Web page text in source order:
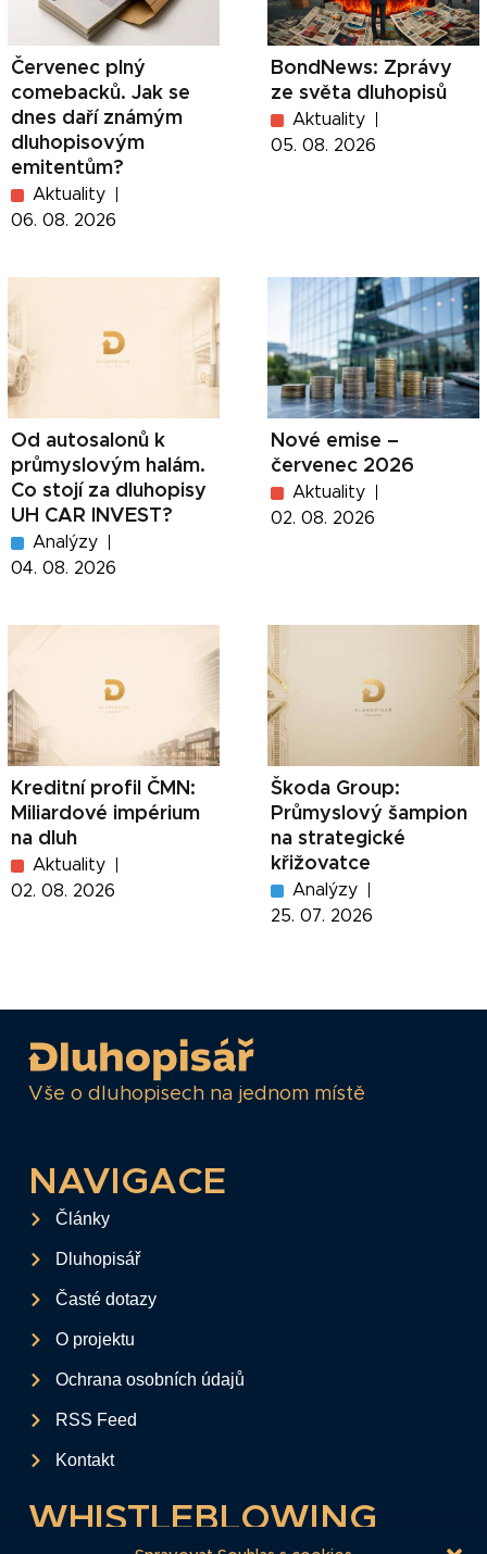
Červenec plný
comebacků. Jak se
dnes daří známým
dluhopisovým
emitentům?
Aktuality
06. 08. 2026
BondNews: Zprávy
ze světa dluhopisů
Aktuality
05. 08. 2026
Od autosalonů k
průmyslovým halám.
Co stojí za dluhopisy
UH CAR INVEST?
Analýzy
04. 08. 2026
Nové emise –
červenec 2026
Aktuality
02. 08. 2026
Kreditní profil ČMN:
Miliardové impérium
na dluh
Aktuality
02. 08. 2026
Škoda Group:
Průmyslový šampion
na strategické
křižovatce
Analýzy
25. 07. 2026
Vše o dluhopisech na jednom místě
NAVIGACE
Články
Dluhopisář
Časté dotazy
O projektu
Ochrana osobních údajů
RSS Feed
Kontakt
WHISTLEBLOWING